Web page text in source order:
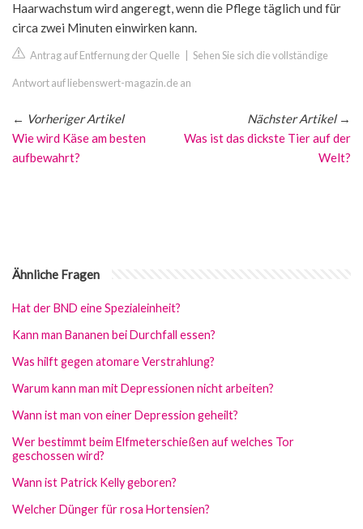
Haarwachstum wird angeregt, wenn die Pflege täglich und für
circa zwei Minuten einwirken kann.
Antrag auf Entfernung der Quelle Sehen Sie sich die vollständige
Antwort auf liebenswert-magazin.de an
← Vorheriger Artikel
Wie wird Käse am besten
aufbewahrt?
Nächster Artikel→
Was ist das dickste Tier auf der
Welt?
Ähnliche Fragen
Hat der BND eine Spezialeinheit?
Kann man Bananen bei Durchfall essen?
Was hilft gegen atomare Verstrahlung?
Warum kann man mit Depressionen nicht arbeiten?
Wann ist man von einer Depression geheilt?
Wer bestimmt beim Elfmeterschießen auf welches Tor
geschossen wird?
Wann ist Patrick Kelly geboren?
Welcher Dünger für rosa Hortensien?